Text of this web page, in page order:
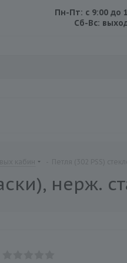
Пн-Пт: с 9:00 до
Сб-Вс:
нерж.